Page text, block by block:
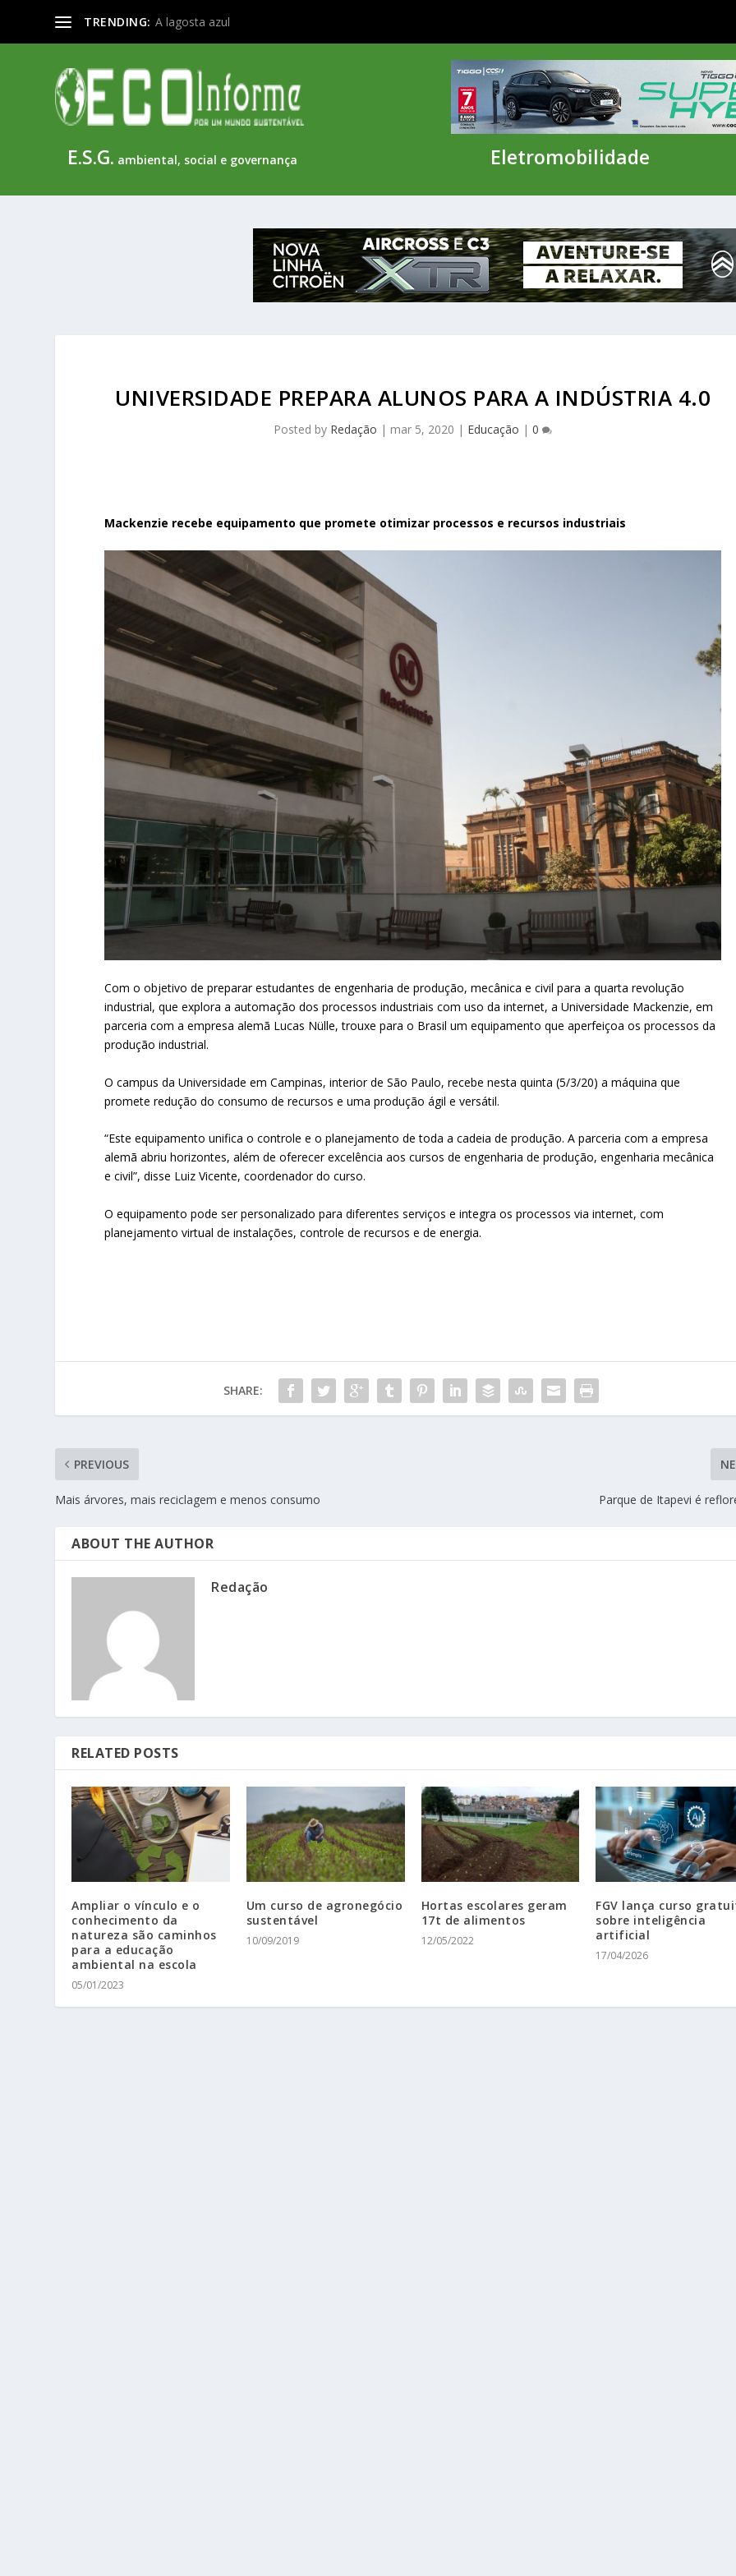
TRENDING: A lagosta azul
E.S.G. ambiental, social e governança Eletromobilidade
UNIVERSIDADE PREPARA ALUNOS PARA A INDÚSTRIA 4.0
Posted by Redação | mar 5, 2020 | Educação |0
Mackenzie recebe equipamento que promete otimizar processos e recursos industriais
Com o objetivo de preparar estudantes de engenharia de produção, mecânica e civil para a quarta revolução
industrial, que explora a automação dos processos industriais com uso da internet, a Universidade Mackenzie, em
parceria com a empresa alemã Lucas Nülle, trouxe para o Brasil um equipamento que aperfeiçoa os processos da
produção industrial.
O campus da Universidade em Campinas, interior de São Paulo, recebe nesta quinta (5/3/20) a máquina que
promete redução do consumo de recursos e uma produção ágil e versátil.
“Este equipamento unifica o controle e o planejamento de toda a cadeia de produção. A parceria com a empresa
alemã abriu horizontes, além de oferecer excelência aos cursos de engenharia de produção, engenharia mecânica
e civil”, disse Luiz Vicente, coordenador do curso.
O equipamento pode ser personalizado para diferentes serviços e integra os processos via internet, com
planejamento virtual de instalações, controle de recursos e de energia.
SHARE:
PREVIOUS
Mais árvores, mais reciclagem e menos consumo Parque de Itapevi é
ABOUT THE AUTHOR
Redação
RELATED POSTS
Ampliar o vínculo e o
conhecimento da
natureza são caminhos
para a educação
ambiental na escola
05/01/2023
Um curso de agronegócio
sustentável
10/09/2019
Hortas escolares geram
17t de alimentos
12/05/2022
FGV lança curso
sobre inteligência
artificial
17/04/2026